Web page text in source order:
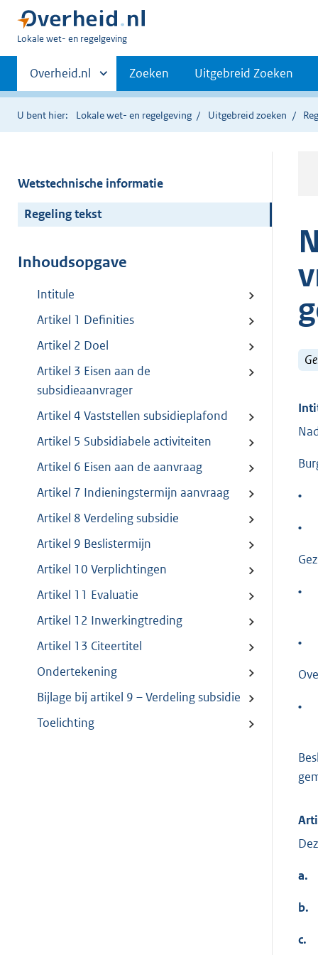
U
hier:
Lokale wet- en regelgeving
Primaire
navigatie
Andere
sites
binnen
Overheid.nl Zoeken Uitgebreid Zoeken
U bent hier: Lokale wet- en regelgeving Uitgebreid zoeken
Wetstechnische informatie
Regeling tekst
Inhoudsopgave
Intitule
Artikel 1 Definities
Artikel 2 Doel
Artikel 3 Eisen aan de
subsidieaanvrager
Artikel 4 Vaststellen subsidieplafond
Artikel 5 Subsidiabele activiteiten
Artikel 6 Eisen aan de aanvraag
Artikel 7 Indieningstermijn aanvraag
Artikel 8 Verdeling subsidie
Artikel 9 Beslistermijn
Artikel 10 Verplichtingen
Artikel 11 Evaluatie
Artikel 12 Inwerkingtreding
Artikel 13 Citeertitel
Ondertekening
Bijlage bij artikel 9 – Verdeling subsidie
Toelichting
•
•
•
•
•
a.
b.
c.